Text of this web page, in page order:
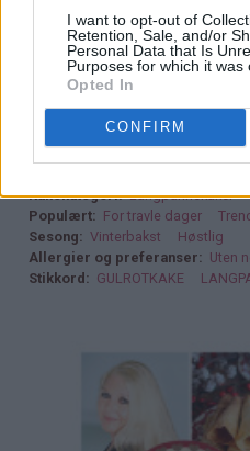
I want to opt-out of
Retention, Sale, and/or
Personal Data that Is
Purposes for which it was
Opted In
CONFIRM
noe. Så har jeg stykkene
oppå hverandre) eller i
kan du stable kakestykkene
ønsker.
28.01.2005
Kakekategori
Langpannekaker
Populært
For travle dager
Sesong
Vinterbakst
Høstlig
Allergier og preferanser
Uten
Stikkord
GULROTKAKE